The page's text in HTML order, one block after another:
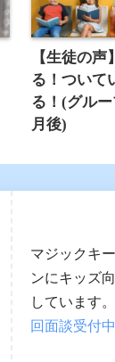
【生徒の
る！ついて
る！(グル
月後)
マジックキ
ンにキッズ
しています。
回面談受付